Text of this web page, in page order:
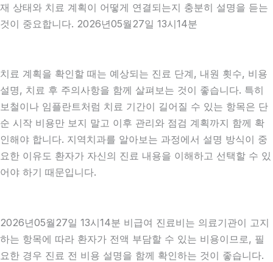
재 상태와 치료 계획이 어떻게 연결되는지 충분히 설명을 듣는
것이 중요합니다. 2026년05월27일 13시14분
치료 계획을 확인할 때는 예상되는 진료 단계, 내원 횟수, 비용
설명, 치료 후 주의사항을 함께 살펴보는 것이 좋습니다. 특히
보철이나 임플란트처럼 치료 기간이 길어질 수 있는 항목은 단
순 시작 비용만 보지 말고 이후 관리와 점검 계획까지 함께 확
인해야 합니다. 지역치과를 알아보는 과정에서 설명 방식이 중
요한 이유도 환자가 자신의 진료 내용을 이해하고 선택할 수 있
어야 하기 때문입니다.
2026년05월27일 13시14분 비급여 진료비는 의료기관이 고지
하는 항목에 따라 환자가 전액 부담할 수 있는 비용이므로, 필
요한 경우 진료 전 비용 설명을 함께 확인하는 것이 좋습니다.